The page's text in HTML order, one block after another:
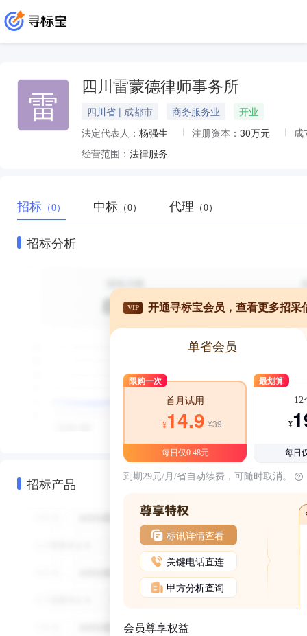
雷 四川雷蒙德律师事务所
四川省 | 成都市 商务服务业
开业
法定代表人： 杨强生 注册资本： 30万元
成
经营范围： 法律服务
招标 （0） 中标 （0） 代理 （0）
招标分析
招标产品
VIP 开通寻标宝会员，查看更多招采
单省会员
限购一次
首月试用
¥14.9 ¥39
每日仅0.48元
最划算
12
¥
每日
到期29元/月/省自动续费，可随时取消。
标讯详情查看
关键电话直连
甲方分析查询
会员尊享权益